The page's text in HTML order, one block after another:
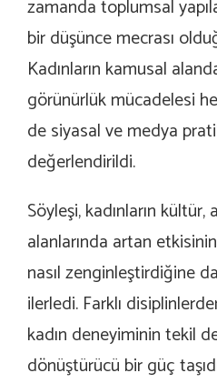
zamanda toplumsal
bir düşünce mecrası
Kadınların kamusal
görünürlük mücadelesi
de siyasal ve medya
değerlendirildi.
Söyleşi, kadınların
alanlarında artan
nasıl zenginleştirdiğine
ilerledi. Farklı
kadın deneyiminin tekil
dönüştürücü bir güç